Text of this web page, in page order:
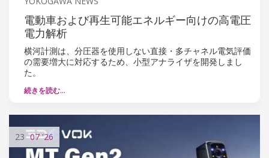
電動車および再生可能エネルギー向けの高電圧
電力解析
横河計測は、分圧器を使用しない直接・多チャネル電気評価
の需要増大に対応するため、小型アナライザを開発しまし
た。
続きを読む…
23 07'26